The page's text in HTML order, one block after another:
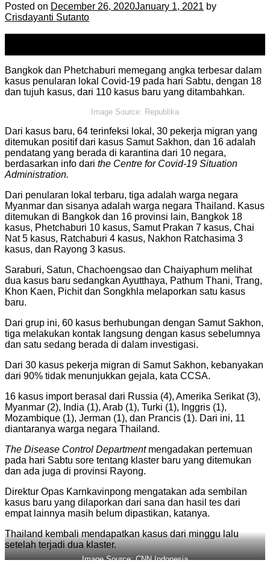
Posted on December 26, 2020January 1, 2021 by
Crisdayanti Sutanto
Bangkok dan Phetchaburi memegang angka terbesar dalam
kasus penularan lokal Covid-19 pada hari Sabtu, dengan 18
dan tujuh kasus, dari 110 kasus baru yang ditambahkan.
Image Source: Republika
Dari kasus baru, 64 terinfeksi lokal, 30 pekerja migran yang
ditemukan positif dari kasus Samut Sakhon, dan 16 adalah
pendatang yang berada di karantina dari 10 negara,
berdasarkan info dari the Centre for Covid-19 Situation
Administration.
Dari penularan lokal terbaru, tiga adalah warga negara
Myanmar dan sisanya adalah warga negara Thailand. Kasus
ditemukan di Bangkok dan 16 provinsi lain, Bangkok 18
kasus, Phetchaburi 10 kasus, Samut Prakan 7 kasus, Chai
Nat 5 kasus, Ratchaburi 4 kasus, Nakhon Ratchasima 3
kasus, dan Rayong 3 kasus.
Saraburi, Satun, Chachoengsao dan Chaiyaphum melihat
dua kasus baru sedangkan Ayutthaya, Pathum Thani, Trang,
Khon Kaen, Pichit dan Songkhla melaporkan satu kasus
baru.
Dari grup ini, 60 kasus berhubungan dengan Samut Sakhon,
tiga melakukan kontak langsung dengan kasus sebelumnya
dan satu sedang berada di dalam investigasi.
Dari 30 kasus pekerja migran di Samut Sakhon, kebanyakan
dari 90% tidak menunjukkan gejala, kata CCSA.
16 kasus import berasal dari Russia (4), Amerika Serikat (3),
Myanmar (2), India (1), Arab (1), Turki (1), Inggris (1),
Mozambique (1), Jerman (1), dan Prancis (1). Dari ini, 11
diantaranya warga negara Thailand.
The Disease Control Department mengadakan pertemuan
pada hari Sabtu sore tentang klaster baru yang ditemukan
dan ada juga di provinsi Rayong.
Direktur Opas Karnkavinpong mengatakan ada sembilan
kasus baru yang dilaporkan dari sana dan hasil tes dari
empat lainnya masih belum dipastikan, katanya.
Thailand kembali mendapatkan kasus dari minggu lalu
setelah terjadi dua klaster.
Image Source: CNN Indonesia